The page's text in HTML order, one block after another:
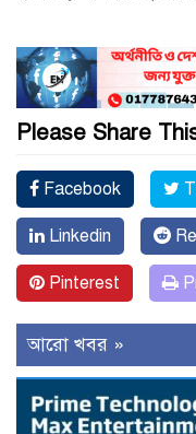
Please Share
Facebook
Linkedin
Pinterest
আরো খবর »